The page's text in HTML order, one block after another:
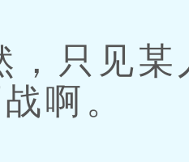
只见某
啊。